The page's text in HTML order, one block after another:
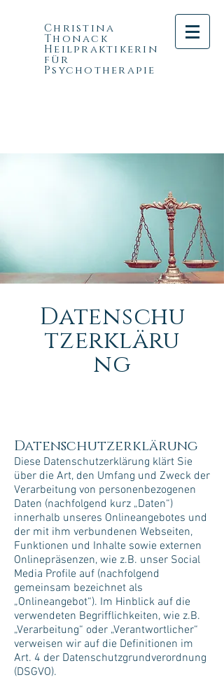
Christina
Thonack
Heilpraktikerin
für
Psychotherapie
Datenschu
tzerkläru
ng
Datenschutzerklärung
Diese Datenschutzerklärung klärt Sie
über die Art, den Umfang und Zweck der
Verarbeitung von personenbezogenen
Daten (nachfolgend kurz „Daten“)
innerhalb unseres Onlineangebotes und
der mit ihm verbundenen Webseiten,
Funktionen und Inhalte sowie externen
Onlinepräsenzen, wie z.B. unser Social
Media Profile auf (nachfolgend
gemeinsam bezeichnet als
„Onlineangebot“). Im Hinblick auf die
verwendeten Begrifflichkeiten, wie z.B.
„Verarbeitung“ oder „Verantwortlicher“
verweisen wir auf die Definitionen im
Art. 4 der Datenschutzgrundverordnung
(DSGVO).